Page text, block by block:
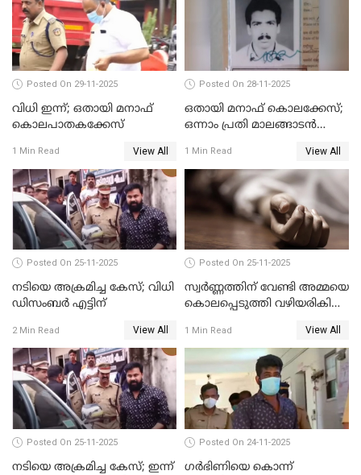
Posted On 29-11-2025
വിധി ഇന്ന്; ഒതായി മനാഫ്
കൊലപാതകക്കേസ്
1 Min Read View All
Posted On 28-11-2025
ഒതായി മനാഫ് കൊലക്കേസ്;
ഒന്നാം പ്രതി മാലങ്ങാടന്‍
1 Min Read View All
Posted On 25-11-2025
നടിയെ അക്രമിച്ച കേസ്; വിധി
ഡിസംബര്‍ എട്ടിന്
2 Min Read View All
Posted On 25-11-2025
സ്വർണ്ണത്തിന് വേണ്ടി അമ്മയെ
കൊലപ്പെടുത്തി വഴിയരികിൽ
പിടിയിൽ
1 Min Read View All
Posted On 25-11-2025
നടിയെ അക്രമിച്ച കേസ്; ഇന്ന്
Posted On 24-11-2025
ഗര്‍ഭിണിയെ കൊന്ന്